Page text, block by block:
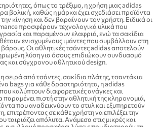
όπως το τρέξιμο, η χρήση μιας adidas
βολική, καθώς η μάρκα έχει σχεδιάσει προϊόντα
κίνηση και δεν βαραίνουν τον χρήστη. Ειδικά οι
προσφέρουν τεχνολογικά υλικά που
και παραμένουν ελαφριά, ενώ τα σακίδια
ενισχυμένους ιμάντες που συμβάλλουν στη
Οι αθλητικές τσάντες adidas αποτελούν
λύση για όσους επιδιώκουν συνδυασμό
και σύγχρονου αθλητικού design.
από τσάντες, σακίδια πλάτης, τσαντάκια
bags για κάθε δραστηριότητα, η adidas
καλύπτουν διαφορετικές ανάγκες και
πιστή στην αθλητική της κληρονομιά,
που αναδεικνύουν το στυλ και εξυπηρετούν
επιτρέποντας σε κάθε χρήστη να επιλέξει την
ταιριάζει απόλυτα. Ανάμεσα στις μικρές και